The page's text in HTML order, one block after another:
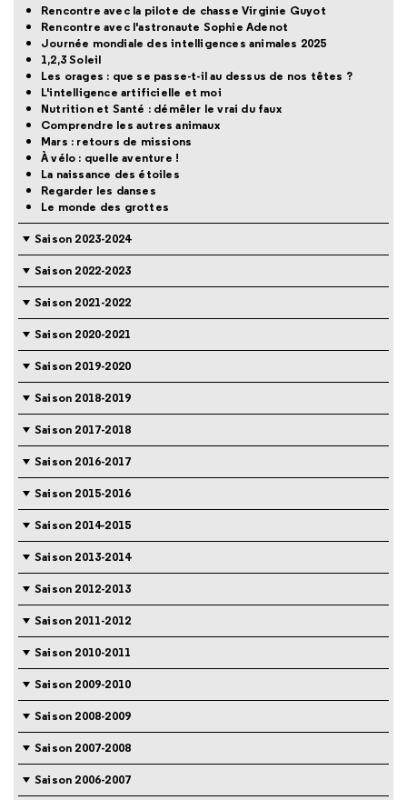
Rencontre avec la pilote de chasse Virginie Guyot
Rencontre avec l'astronaute Sophie Adenot
Journée mondiale des intelligences animales 2025
1,2,3 Soleil
Les orages : que se passe-t-il au dessus de nos têtes ?
L'intelligence artificielle et moi
Nutrition et Santé : démêler le vrai du faux
Comprendre les autres animaux
Mars : retours de missions
À vélo : quelle aventure !
La naissance des étoiles
Regarder les danses
Le monde des grottes
Saison 2023-2024
Saison 2022-2023
Saison 2021-2022
Saison 2020-2021
Saison 2019-2020
Saison 2018-2019
Saison 2017-2018
Saison 2016-2017
Saison 2015-2016
Saison 2014-2015
Saison 2013-2014
Saison 2012-2013
Saison 2011-2012
Saison 2010-2011
Saison 2009-2010
Saison 2008-2009
Saison 2007-2008
Saison 2006-2007